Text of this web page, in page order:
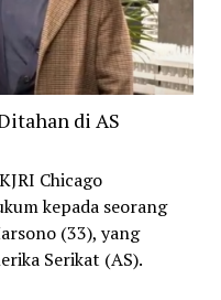
di AS
Chicago
kepada seorang
(33), yang
Serikat (AS).